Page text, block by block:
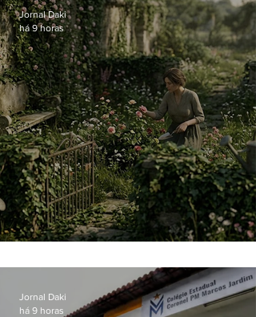
Jornal Daki
há 9 horas
Jornal Daki
há 9 horas